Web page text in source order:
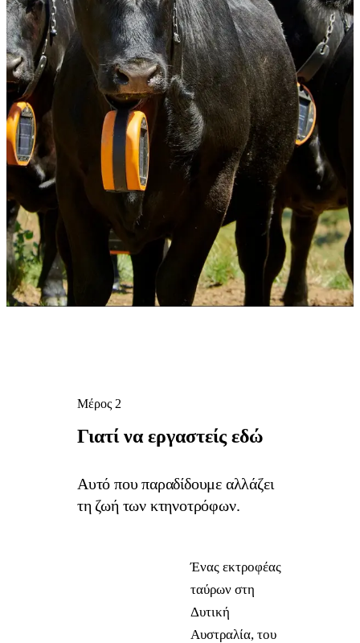
Μέρος 2
Γιατί να εργαστείς εδώ
Αυτό που παραδίδουμε αλλάζει
τη ζωή των κτηνοτρόφων.
Ένας εκτροφέας
ταύρων στη
Δυτική
Αυστραλία, του